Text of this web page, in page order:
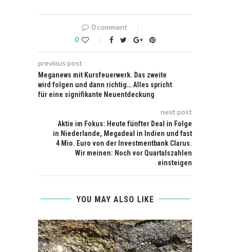
0 comment
0
previous post
Meganews mit Kursfeuerwerk. Das zweite
wird folgen und dann richtig… Alles spricht
für eine signifikante Neuentdeckung
next post
Aktie im Fokus: Heute fünfter Deal in Folge
in Niederlande, Megadeal in Indien und fast
4 Mio. Euro von der Investmentbank Clarus.
Wir meinen: Noch vor Quartalszahlen
einsteigen
YOU MAY ALSO LIKE